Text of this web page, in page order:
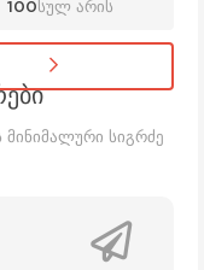
100 სულ არის
მინიმალური სიგრძე